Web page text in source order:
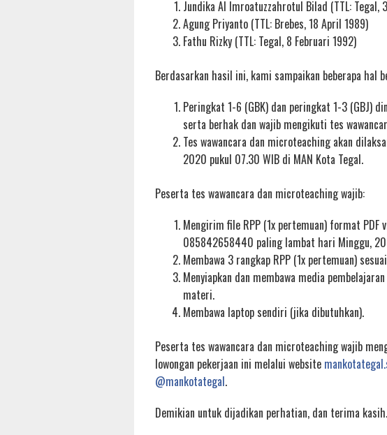
Jundika Al Imroatuzzahrotul Bilad (TTL: Tegal,
Agung Priyanto (TTL: Brebes, 18 April 1989)
Fathu Rizky (TTL: Tegal, 8 Februari 1992)
Berdasarkan hasil ini, kami sampaikan beberapa hal
Peringkat 1-6 (GBK) dan peringkat 1-3 (GBJ)
serta berhak dan wajib mengikuti tes
Tes wawancara dan microteaching akan
2020 pukul 07.30 WIB di MAN Kota Tegal.
Peserta tes wawancara dan microteaching wajib:
Mengirim file RPP (1x pertemuan) format PDF
085842658440 paling lambat hari Minggu,
Membawa 3 rangkap RPP (1x pertemuan)
Menyiapkan dan membawa media
materi.
Membawa laptop sendiri (jika dibutuhkan).
Peserta tes wawancara dan microteaching wajib
lowongan pekerjaan ini melalui website
@mankotategal.
Demikian untuk dijadikan perhatian, dan terima kasih.